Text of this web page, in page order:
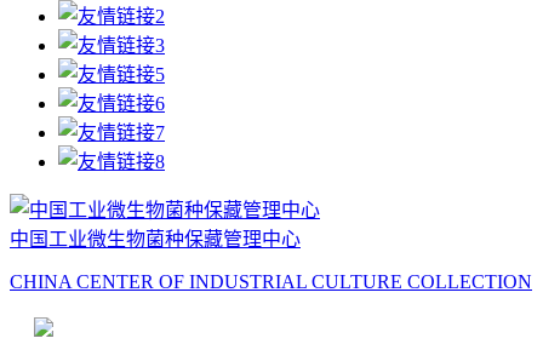
中国工业微生物菌种保藏管理中心
CHINA CENTER OF INDUSTRIAL CULTURE COLLECTION